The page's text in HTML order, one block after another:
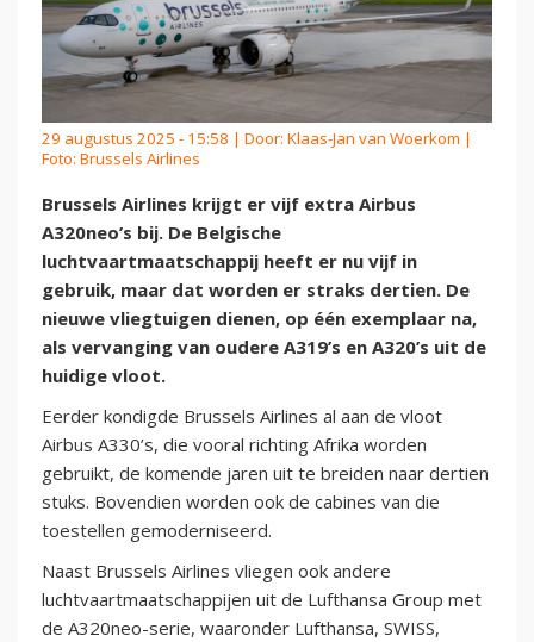
29 augustus 2025 - 15:58 | Door: Klaas-Jan van Woerkom |
Foto: Brussels Airlines
Brussels Airlines krijgt er vijf extra Airbus
A320neo’s bij. De Belgische
luchtvaartmaatschappij heeft er nu vijf in
gebruik, maar dat worden er straks dertien. De
nieuwe vliegtuigen dienen, op één exemplaar na,
als vervanging van oudere A319’s en A320’s uit de
huidige vloot.
Eerder kondigde Brussels Airlines al aan de vloot
Airbus A330’s, die vooral richting Afrika worden
gebruikt, de komende jaren uit te breiden naar dertien
stuks. Bovendien worden ook de cabines van die
toestellen gemoderniseerd.
Naast Brussels Airlines vliegen ook andere
luchtvaartmaatschappijen uit de Lufthansa Group met
de A320neo-serie, waaronder Lufthansa, SWISS,